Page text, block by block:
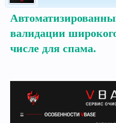
валидации
числе для спама.